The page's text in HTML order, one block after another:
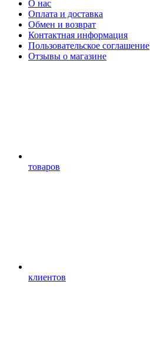
О нас
Оплата и доставка
Обмен и возврат
Контактная информация
Пользовательское соглашение
Отзывы о магазине
товаров
клиентов